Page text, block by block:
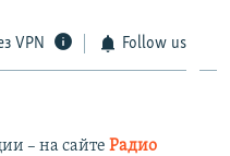
VPN Follow us
– на сайте Радио